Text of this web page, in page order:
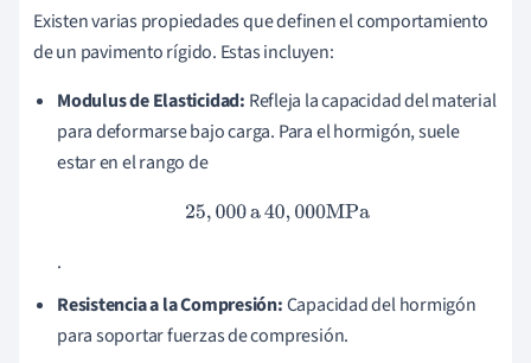
Existen varias propiedades que definen el comportamiento
de un pavimento rígido. Estas incluyen:
Modulus de Elasticidad: Refleja la capacidad del material
para deformarse bajo carga. Para el hormigón, suele
estar en el rango de
25,000a40,000MPa
.
Resistencia a la Compresión:Capacidad del hormigón
para soportar fuerzas de compresión.